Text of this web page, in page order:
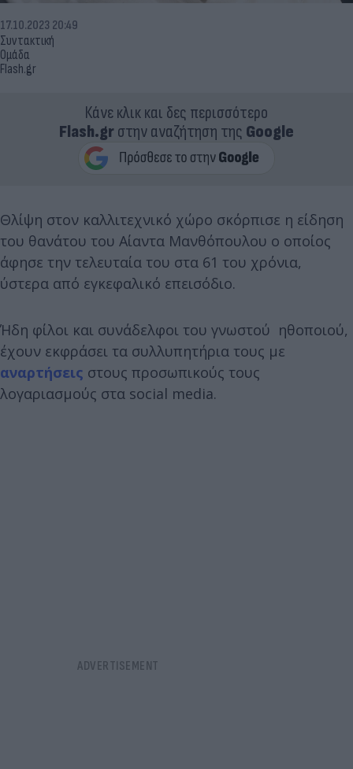
Συντακτική
Ομάδα
Flash.gr
17.10.2023 20:49
Κάνε κλικ και δες περισσότερο
Flash.grστην αναζήτηση της Google
Θλίψη στον καλλιτεχνικό χώρο σκόρπισε η είδηση
του θανάτου του Αίαντα Μανθόπουλου ο οποίος
άφησε την τελευταία του στα 61 του χρόνια,
ύστερα από εγκεφαλικό επεισόδιο.
Ήδη φίλοι και συνάδελφοι του γνωστού ηθοποιού,
έχουν εκφράσει τα συλλυπητήρια τους με
αναρτήσεις στους προσωπικούς τους
λογαριασμούς στα social media.